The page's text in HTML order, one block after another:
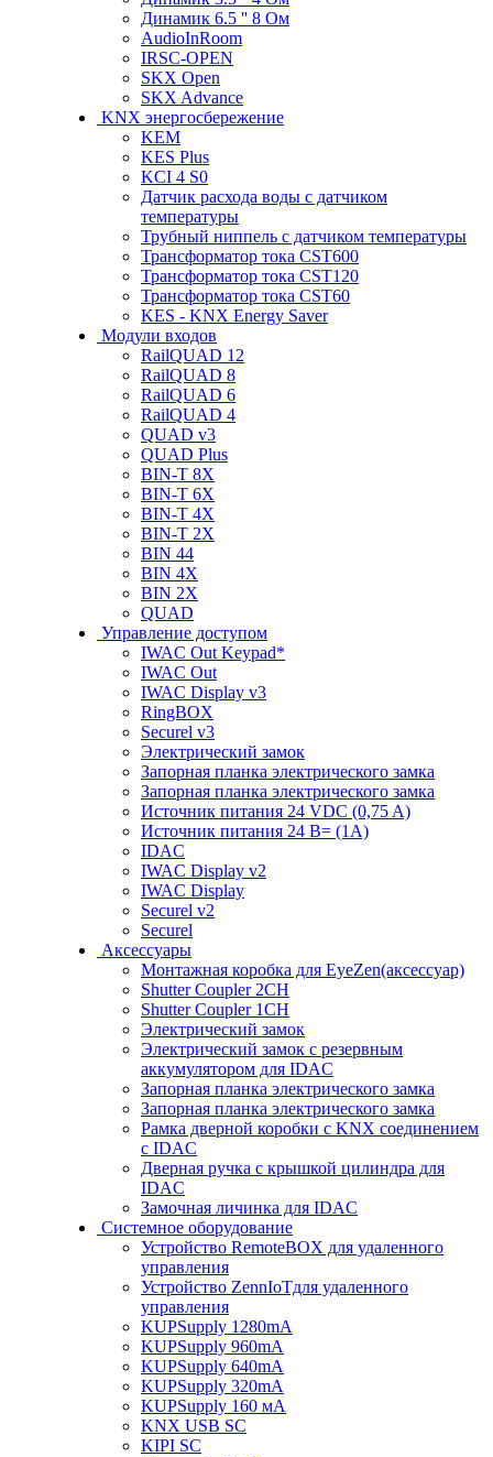
Динамик 6.5 '' 8 Ом
AudioInRoom
IRSC-OPEN
SKX Open
SKX Advance
KNX энергосбережение
KEM
KES Plus
KCI 4 S0
Датчик расхода воды с датчиком
температуры
Трубный ниппель с датчиком температуры
Трансформатор тока CST600
Трансформатор тока CST120
Трансформатор тока CST60
KES - KNX Energy Saver
Модули входов
RailQUAD 12
RailQUAD 8
RailQUAD 6
RailQUAD 4
QUAD v3
QUAD Plus
BIN-T 8X
BIN-T 6X
BIN-T 4X
BIN-T 2X
BIN 44
BIN 4X
BIN 2X
QUAD
Управление доступом
IWAC Out Keypad*
IWAC Out
IWAC Display v3
RingBOX
Securel v3
Электрический замок
Запорная планка электрического замка
Запорная планка электрического замка
Источник питания 24 VDC (0,75 A)
Источник питания 24 В= (1A)
IDAC
IWAC Display v2
IWAC Display
Securel v2
Securel
Аксессуары
Монтажная коробка для EyeZen(аксессуар)
Shutter Coupler 2CH
Shutter Coupler 1CH
Электрический замок
Электрический замок с резервным
аккумулятором для IDAC
Запорная планка электрического замка
Запорная планка электрического замка
Рамка дверной коробки с KNX соединением
с IDAC
Дверная ручка с крышкой цилиндра для
IDAC
Замочная личинка для IDAC
Системное оборудование
Устройство RemoteBOX для удаленного
управления
Устройство ZennIoTдля удаленного
управления
KUPSupply 1280mA
KUPSupply 960mA
KUPSupply 640mA
KUPSupply 320mA
KUPSupply 160 мА
KNX USB SC
KIPI SC